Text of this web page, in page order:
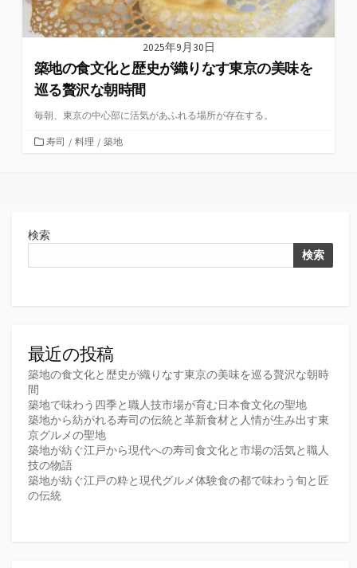
2025年9月30日
築地の食文化と歴史が織りなす東京の美味を
巡る贅沢な朝時間
毎朝、東京の中心部に活気があふれる場所が存在する。
カ寿司 / 料理 / 築地
検索
検索
最近の投稿
築地の食文化と歴史が織りなす東京の美味を巡る贅沢な朝時
間
築地で味わう四季と職人技市場が育む日本食文化の聖地
築地から紡がれる寿司の伝統と革新食材と人情が生み出す東
京グルメの聖地
築地が紡ぐ江戸から現代への寿司食文化と市場の活気と職人
技の物語
築地が紡ぐ江戸の粋と現代グルメ体験食の都で味わう旬と匠
の伝統